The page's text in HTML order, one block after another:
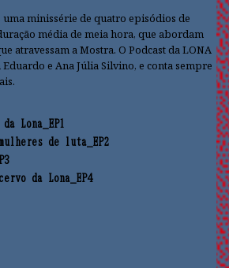
uma minissérie de quatro episódios de
média de meia hora, que abordam
atravessam a Mostra. O Podcast da LONA
e Ana Júlia Silvino, e conta sempre
Lona_EP1
de luta_EP2
da Lona_EP4